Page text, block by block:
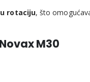
rotaciju, što
M30